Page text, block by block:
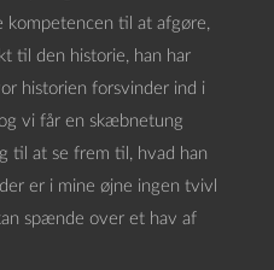
kompetencen til at afgøre,
til den historie, han har
historien forsvinder ind i
vi får en skæbnetung
til at se frem til, hvad han
er i mine øjne ingen tvivl
spænde over et hav af